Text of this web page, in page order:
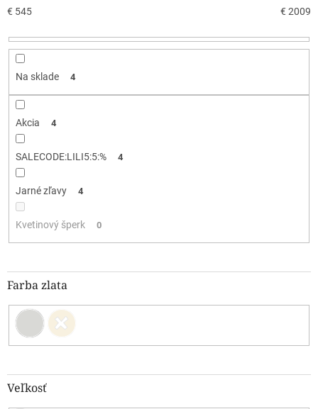
e
r
€ 545 € 2009
Na sklade 4
Akcia 4
SALECODE:LILI5:5:% 4
Jarné zľavy 4
Kvetinový šperk 0
Farba zlata
Veľkosť